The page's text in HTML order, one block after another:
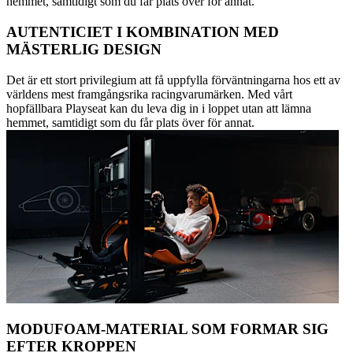
AUTENTICIET I KOMBINATION MED
MÄSTERLIG DESIGN
Det är ett stort privilegium att få uppfylla förväntningarna hos ett av
världens mest framgångsrika racingvarumärken. Med vårt
hopfällbara Playseat kan du leva dig in i loppet utan att lämna
hemmet, samtidigt som du får plats över för annat.
MODUFOAM-MATERIAL SOM FORMAR SIG
EFTER KROPPEN